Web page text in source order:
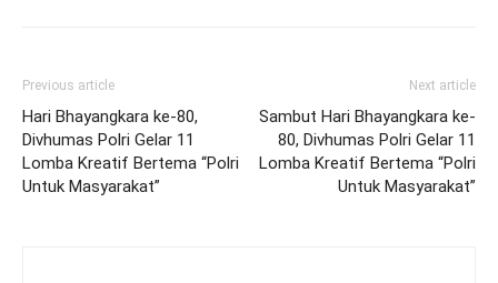
Previous article
Hari Bhayangkara ke-80,
Divhumas Polri Gelar 11
Lomba Kreatif Bertema “Polri
Untuk Masyarakat”
Next article
Sambut Hari Bhayangkara ke-
80, Divhumas Polri Gelar 11
Lomba Kreatif Bertema “Polri
Untuk Masyarakat”